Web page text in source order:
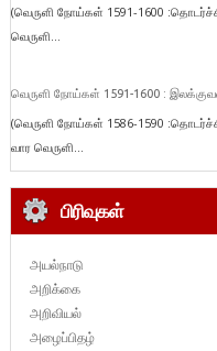
(வெருளி நோய்கள் 1591-1600
வெருளி...
வெருளி நோய்கள் 1591-1600 :
(வெருளி நோய்கள் 1586-1590
வார வெருளி...
பிரிவுகள்
அயல்நாடு
அறிக்கை
அறிவியல்
அழைப்பிதழ்